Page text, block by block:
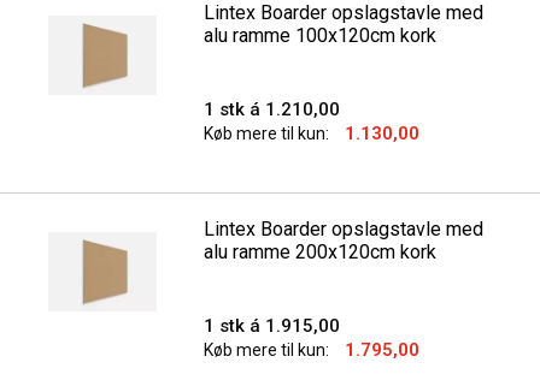
Lintex Boarder opslagstavle med
alu ramme 100x120cm kork
1 stk á 1.210,00
Køb mere til kun: 1.130,00
Lintex Boarder opslagstavle med
alu ramme 200x120cm kork
1 stk á 1.915,00
Køb mere til kun: 1.795,00